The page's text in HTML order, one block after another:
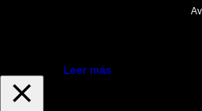
Leer más